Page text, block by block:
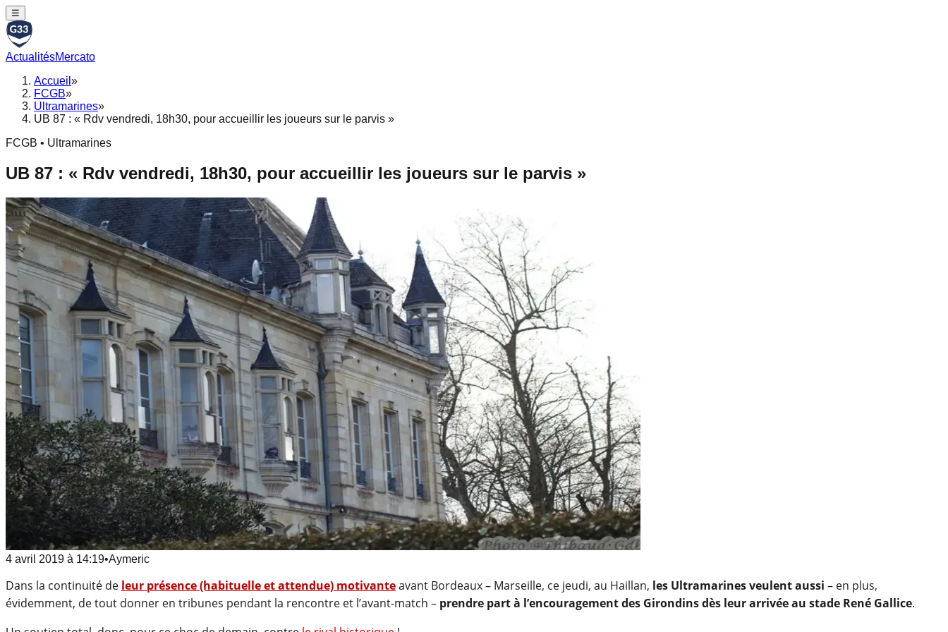
☰
ActualitésMercato
Accueil »
FCGB»
Ultramarines»
UB 87 : « Rdv vendredi, 18h30, pour accueillir les joueurs sur le parvis »
FCGB • Ultramarines
UB 87 : « Rdv vendredi, 18h30, pour accueillir les joueurs sur le parvis »
4 avril 2019 à 14:19•Aymeric
Dans la continuité de leur présence (habituelle et attendue) motivanteavant Bordeaux – Marseille, ce jeudi, au Haillan, les Ultramarines veulent aussi – en plus,
évidemment, de tout donner en tribunes pendant la rencontre et l’avant-match – prendre part à l’encouragement des Girondins dès leur arrivée au stade René Gallice.